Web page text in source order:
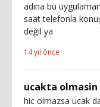
adına bu
saat telefonla
değil ya
14 yıl önce
ucakta olmasin
hic olmazsa ucak